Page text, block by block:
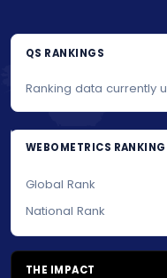
QS RANKINGS
Ranking data currently
WEBOMETRICS RANKING
Global Rank
National Rank
THE IMPACT